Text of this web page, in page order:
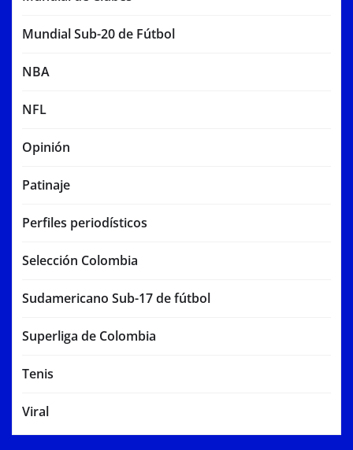
Mundial Sub-20 de Fútbol
NBA
NFL
Opinión
Patinaje
Perfiles periodísticos
Selección Colombia
Sudamericano Sub-17 de fútbol
Superliga de Colombia
Tenis
Viral